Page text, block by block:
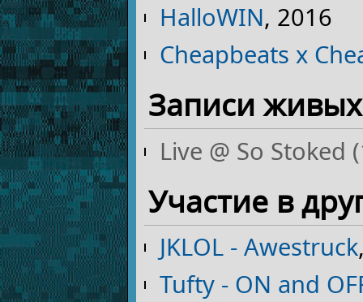
HalloWIN, 2016
Cheapbeats x
Записи
Live @ So Stoked
Участие в
JKLOL - Awestruck
Tufty - ON and